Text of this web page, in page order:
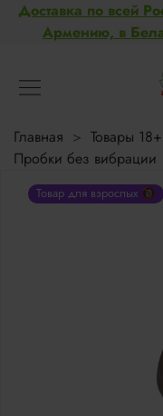
Доставка по всей
Армению, в
Главная Товары
Пробки без вибрации
Товар для взрослых 🔞